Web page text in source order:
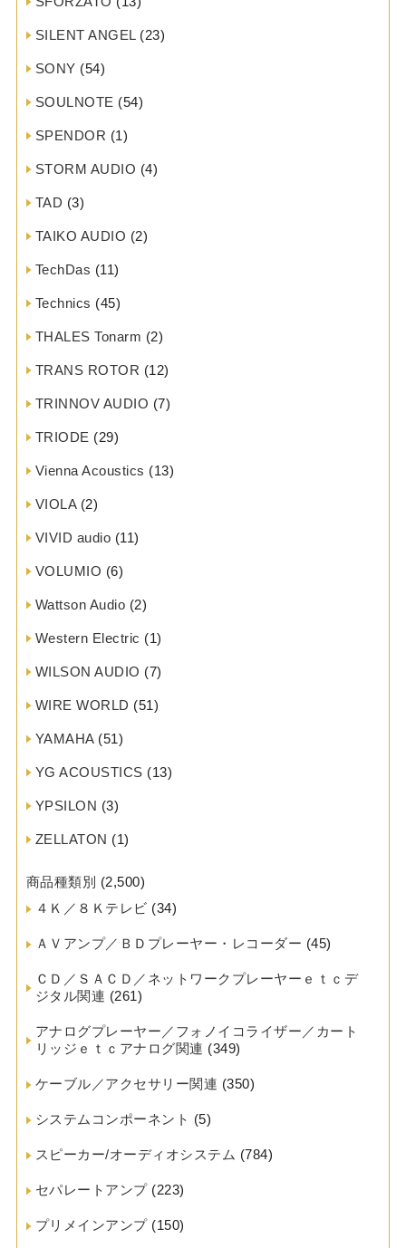
SILENT ANGEL(23)
SONY (54)
SOULNOTE (54)
SPENDOR (1)
STORM AUDIO (4)
TAD (3)
TAIKO AUDIO (2)
TechDas (11)
Technics (45)
THALES Tonarm (2)
TRANS ROTOR (12)
TRINNOV AUDIO (7)
TRIODE (29)
Vienna Acoustics (13)
VIOLA(2)
VIVID audio (11)
VOLUMIO (6)
Wattson Audio (2)
Western Electric (1)
WILSON AUDIO (7)
WIRE WORLD (51)
YAMAHA(51)
YG ACOUSTICS (13)
YPSILON (3)
ZELLATON (1)
商品種類別 (2,500)
４Ｋ／８Ｋテレビ (34)
ＡＶアンプ／ＢＤプレーヤー・レコーダー (45)
ＣＤ／ＳＡＣＤ／ネットワークプレーヤーｅｔｃデ
ジタル関連 (261)
アナログプレーヤー／フォノイコライザー／カート
リッジｅｔｃアナログ関連 (349)
ケーブル／アクセサリー関連 (350)
システムコンポーネント (5)
スピーカー/オーディオシステム (784)
セパレートアンプ(223)
プリメインアンプ(150)